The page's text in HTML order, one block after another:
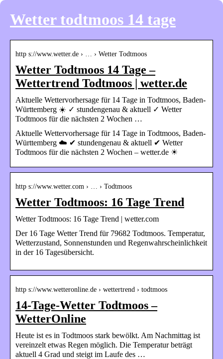
Wetter todtmoos 14 tage
http s://www.wetter.de › … › Wetter Todtmoos
Wetter Todtmoos 14 Tage –
Wettertrend Todtmoos | wetter.de
Aktuelle Wettervorhersage für 14 Tage in Todtmoos, Baden-
Württemberg ☀️ ✓ stundengenau & aktuell ✓ Wetter
Todtmoos für die nächsten 2 Wochen …
Aktuelle Wettervorhersage für 14 Tage in Todtmoos, Baden-
Württemberg ☁️ ✔ stundengenau & aktuell ✔ Wetter
Todtmoos für die nächsten 2 Wochen – wetter.de ☀
http s://www.wetter.com › … › Todtmoos
Wetter Todtmoos: 16 Tage Trend
Wetter Todtmoos: 16 Tage Trend | wetter.com
Der 16 Tage Wetter Trend für 79682 Todtmoos. Temperatur,
Wetterzustand, Sonnenstunden und Regenwahrscheinlichkeit
in der 16 Tagesübersicht.
http s://www.wetteronline.de › wettertrend › todtmoos
14-Tage-Wetter Todtmoos –
WetterOnline
Heute ist es in Todtmoos stark bewölkt. Am Nachmittag ist
vereinzelt etwas Regen möglich. Die Temperatur beträgt
aktuell 4 Grad und steigt im Laufe des …